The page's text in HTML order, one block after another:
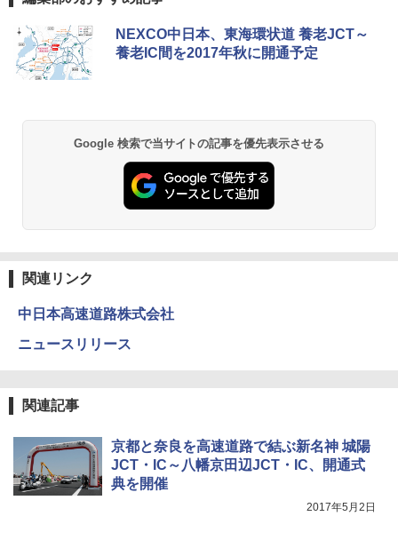
地球の歩き方 スター・ウォーズ
￥2,695
D40 地球の歩き方 チェンマイ タイ北部の魅
力的な町 2026～2027 地球の歩き方D アジア
￥2,079
04 地球の歩き方 島旅 利尻 礼文 天売島 焼尻
島 5訂版
[キャンパーズコレクション 山善] ポップアッ
プテント 傘みたいに広げて畳める パッとサ
ッとサンシェード キューブ フルクローズ メ
￥6,841
ENDLESS BASE 《めざましテレビで紹介》
テント ワンタッチ RENEW 幅200 2-3人用 43
500002(88859)
￥5,999
人用 折りたたみ 防災グッズ 災害用トイレ ビ
広げるだけ パッとサッとテント ブラックコ
ーティング フルクローズ メッシュ 3-4人用
簡単設置 ポップアップテント エクルベージ
ュ(BC仕様) PATC-150B(EB)
DEWEL パラソル 大型 ビーチ アウトドアパ
ラソル ガーデン サイトシート付 折りたたみ
防水 UVカット 4段階高さ調整 軽量 収納袋付
026リニューアル 急速冷凍 空間倍増 衛生的
コンパクト 保冷力長持ち
￥680
付き ヒグマ・イノシシ対策 自治体・教育機
関の購入実績 登山・キャンプ・アウトドア・
防災用品 長期保存可能 緊急時用 日本国内発
送
NEXCO中日本、東海環状道 養老JCT～
養老IC間を2017年秋に開通予定
Google 検索で当サイトの記事を優先表示させる
関連リンク
中日本高速道路株式会社
ニュースリリース
関連記事
京都と奈良を高速道路で結ぶ新名神 城陽
JCT・IC～八幡京田辺JCT・IC、開通式
典を開催
2017年5月2日